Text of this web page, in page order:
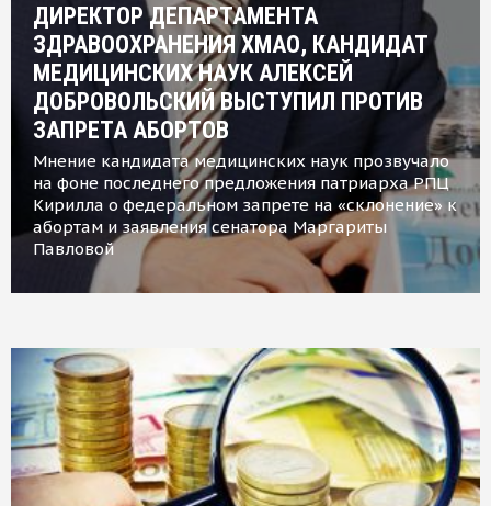
ДИРЕКТОР ДЕПАРТАМЕНТА
ЗДРАВООХРАНЕНИЯ ХМАО, КАНДИДАТ
МЕДИЦИНСКИХ НАУК АЛЕКСЕЙ
ДОБРОВОЛЬСКИЙ ВЫСТУПИЛ ПРОТИВ
ЗАПРЕТА АБОРТОВ
Мнение кандидата медицинских наук прозвучало
на фоне последнего предложения патриарха РПЦ
Кирилла о федеральном запрете на «склонение» к
абортам и заявления сенатора Маргариты
Павловой